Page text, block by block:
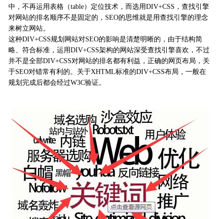
中，不再运用表格（table）定位技术，而选用DIV+CSS，查找引擎
对网站的排名顺序不是固定的，SEO的思维就是用查找引擎的理念
来树立网站。
这种DIV+CSS规划网站对SEO的影响是清楚明晰的，由于结构简
略、符合标准，运用DIV+CSS架构的网站深受查找引擎喜欢，不过
并不是全部DIV+CSS对网站的排名都有利益，正确的网页布局，关
于SEO对错常有利的。关于XHTML标准的DIV+CSS布局，一般在
规划完成后都会经过W3C验证。